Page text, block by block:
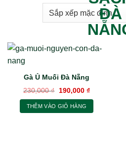
Gà Ủ Muối Đà Nẵng
230,000₫
Giá
là:
230,000 ₫.
190,000 ₫Giá
tại
THÊM VÀO GIỎ HÀNG